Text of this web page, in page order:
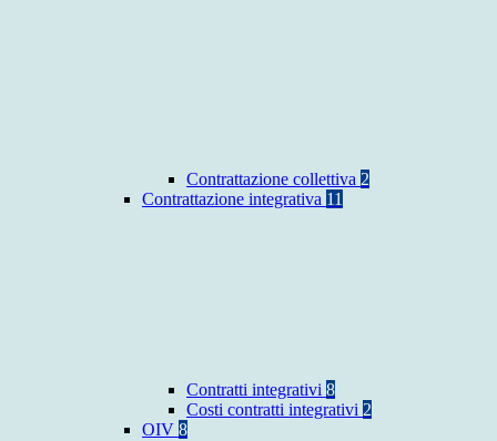
Contrattazione collettiva 2
Contrattazione integrativa 11
Contratti integrativi 8
Costi contratti integrativi 2
OIV 8